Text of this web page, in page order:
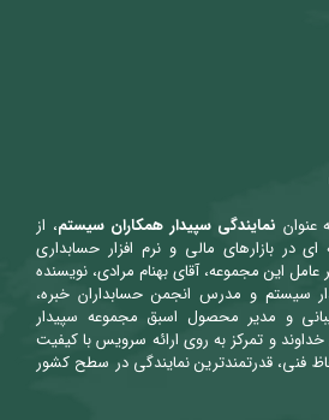
عنوان نمایندگی سپیدار همکاران سیستم، از
ای در بازارهای مالی و نرم افزار حسابداری
عامل این مجموعه، آقای بهنام مرادی، نویسنده
سیستم و مدرس انجمن حسابداران خبره،
و مدیر محصول اسبق مجموعه سپیدار
و تمرکز به روی ارائه سرویس با کیفیت
فنی، قدرتمندترین نمایندگی در سطح کشور